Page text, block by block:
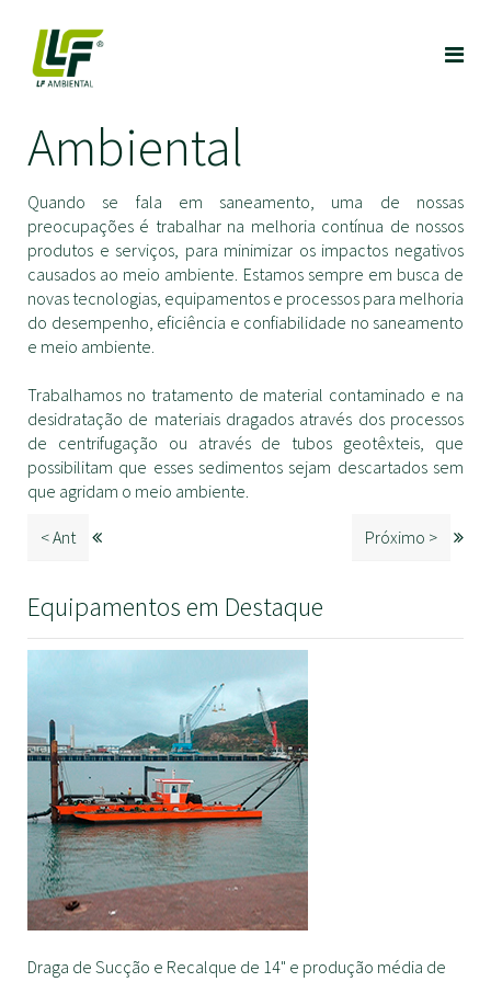
Ambiental
Quando se fala em saneamento, uma de nossas
preocupações é trabalhar na melhoria contínua de nossos
produtos e serviços, para minimizar os impactos negativos
causados ao meio ambiente. Estamos sempre em busca de
novas tecnologias, equipamentos e processos para melhoria
do desempenho, eficiência e confiabilidade no saneamento
e meio ambiente.
Trabalhamos no tratamento de material contaminado e na
desidratação de materiais dragados através dos processos
de centrifugação ou através de tubos geotêxteis, que
possibilitam que esses sedimentos sejam descartados sem
que agridam o meio ambiente.
< Ant Próximo >
Equipamentos em Destaque
Draga de Sucção e Recalque de 14" e produção média de